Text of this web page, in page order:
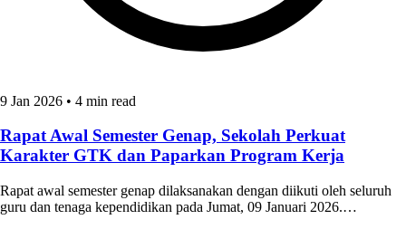
9 Jan 2026 • 4 min read
Rapat Awal Semester Genap, Sekolah Perkuat
Karakter GTK dan Paparkan Program Kerja
Rapat awal semester genap dilaksanakan dengan diikuti oleh seluruh
guru dan tenaga kependidikan pada Jumat, 09 Januari 2026.…